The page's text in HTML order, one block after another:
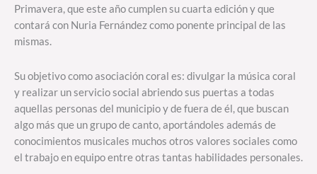
Primavera, que este año cumplen su cuarta edición y que
contará con Nuria Fernández como ponente principal de las
mismas.
Su objetivo como asociación coral es: divulgar la música coral
y realizar un servicio social abriendo sus puertas a todas
aquellas personas del municipio y de fuera de él, que buscan
algo más que un grupo de canto, aportándoles además de
conocimientos musicales muchos otros valores sociales como
el trabajo en equipo entre otras tantas habilidades personales.